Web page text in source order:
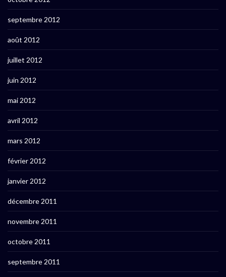
septembre 2012
août 2012
juillet 2012
juin 2012
mai 2012
avril 2012
mars 2012
février 2012
janvier 2012
décembre 2011
novembre 2011
octobre 2011
septembre 2011